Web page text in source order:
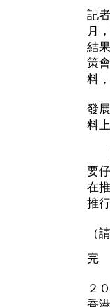
記
月
結
策
料
發
料
至
要
在
推
（
完
２